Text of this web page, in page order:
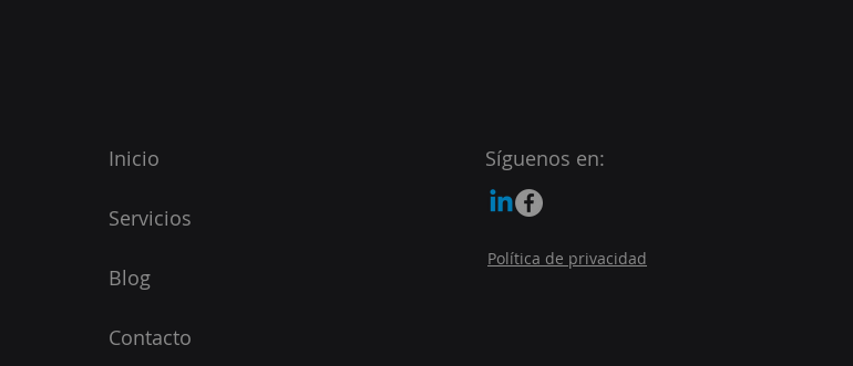
Inicio
Servicios
Blog
Contacto
Síguenos en:
Política de privacidad